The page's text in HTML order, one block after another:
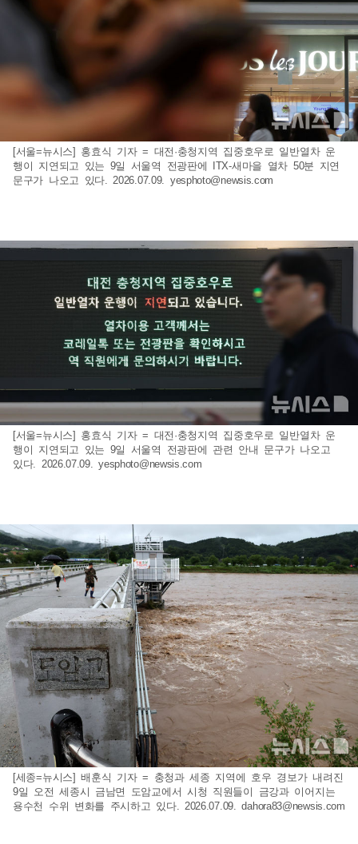
[서울=뉴시스] 홍효식 기자 = 대전·충청지역 집중호우로 일반열차 운
행이 지연되고 있는 9일 서울역 전광판에 ITX-새마을 열차 50분 지연
문구가 나오고 있다. 2026.07.09. yesphoto@newsis.com
[서울=뉴시스] 홍효식 기자 = 대전·충청지역 집중호우로 일반열차 운
행이 지연되고 있는 9일 서울역 전광판에 관련 안내 문구가 나오고
있다. 2026.07.09.yesphoto@newsis.com
[세종=뉴시스] 배훈식 기자 = 충청과 세종 지역에 호우 경보가 내려진
9일 오전 세종시 금남면 도암교에서 시청 직원들이 금강과 이어지는
용수천 수위 변화를 주시하고 있다. 2026.07.09.dahora83@newsis.com